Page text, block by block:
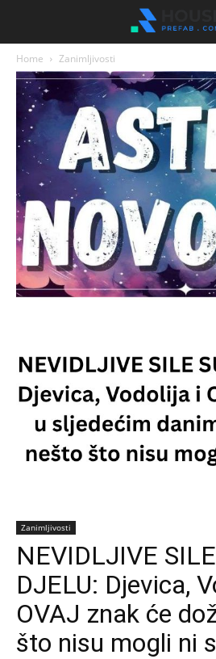
Home Zanimljivosti
Zanimljivosti
NEVIDLJIVE
DJELU: Djevica,
OVAJ znak će
što nisu mogli ni